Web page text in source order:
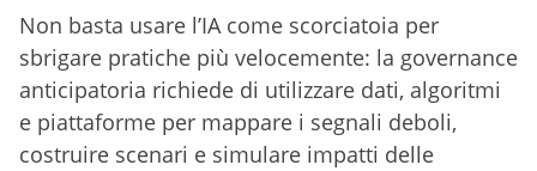
Non basta usare l’IA come scorciatoia per
sbrigare pratiche più velocemente: la governance
anticipatoria richiede di utilizzare dati, algoritmi
e piattaforme per mappare i segnali deboli,
costruire scenari e simulare impatti delle